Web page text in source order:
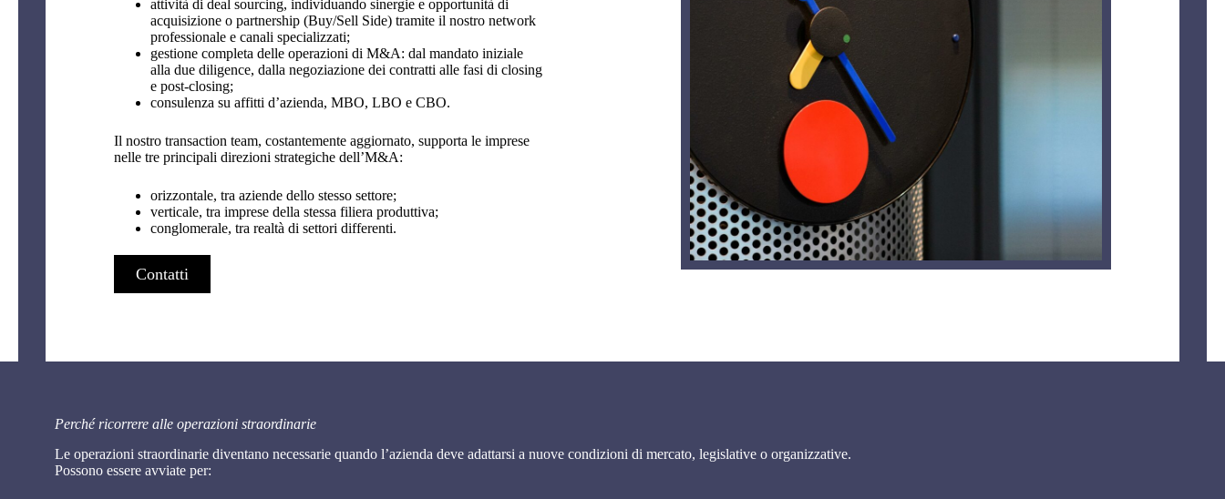
attività di deal sourcing, individuando sinergie e opportunità di
acquisizione o partnership (Buy/Sell Side) tramite il nostro network
professionale e canali specializzati;
gestione completa delle operazioni di M&A: dal mandato iniziale
alla due diligence, dalla negoziazione dei contratti alle fasi di closing
e post-closing;
consulenza su affitti d’azienda, MBO, LBO e CBO.
Il nostro transaction team, costantemente aggiornato, supporta le imprese
nelle tre principali direzioni strategiche dell’M&A:
orizzontale, tra aziende dello stesso settore;
verticale, tra imprese della stessa filiera produttiva;
conglomerale, tra realtà di settori differenti.
Contatti
Perché ricorrere alle operazioni straordinarie
Le operazioni straordinarie diventano necessarie quando l’azienda deve adattarsi a nuove condizioni di mercato, legislative o organizzative.
Possono essere avviate per: